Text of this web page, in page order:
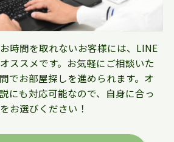
時間を取れないお客様には、LINE
ススメです。お気軽にご相談いた
でお部屋探しを進められます。オ
にも対応可能なので、自身に合っ
お選びください！